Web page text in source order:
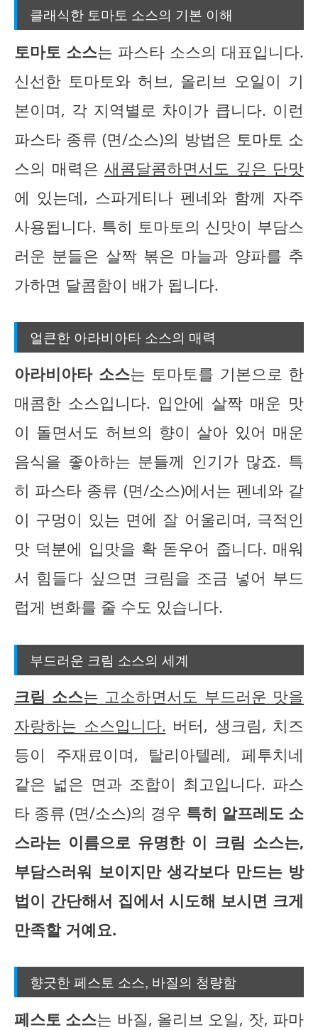
클래식한 토마토 소스의 기본 이해
토마토 소스는 파스타 소스의 대표입니다.
신선한 토마토와 허브, 올리브 오일이 기
본이며, 각 지역별로 차이가 큽니다. 이런
파스타 종류 (면/소스)의 방법은 토마토 소
스의 매력은 새콤달콤하면서도 깊은 단맛
에 있는데, 스파게티나 펜네와 함께 자주
사용됩니다. 특히 토마토의 신맛이 부담스
러운 분들은 살짝 볶은 마늘과 양파를 추
가하면 달콤함이 배가 됩니다.
얼큰한 아라비아타 소스의 매력
아라비아타 소스는 토마토를 기본으로 한
매콤한 소스입니다. 입안에 살짝 매운 맛
이 돌면서도 허브의 향이 살아 있어 매운
음식을 좋아하는 분들께 인기가 많죠. 특
히 파스타 종류 (면/소스)에서는 펜네와 같
이 구멍이 있는 면에 잘 어울리며, 극적인
맛 덕분에 입맛을 확 돋우어 줍니다. 매워
서 힘들다 싶으면 크림을 조금 넣어 부드
럽게 변화를 줄 수도 있습니다.
부드러운 크림 소스의 세계
크림 소스는 고소하면서도 부드러운 맛을
자랑하는 소스입니다. 버터, 생크림, 치즈
등이 주재료이며, 탈리아텔레, 페투치네
같은 넓은 면과 조합이 최고입니다. 파스
타 종류 (면/소스)의 경우 특히 알프레도 소
스라는 이름으로 유명한 이 크림 소스는,
부담스러워 보이지만 생각보다 만드는 방
법이 간단해서 집에서 시도해 보시면 크게
만족할 거예요.
향긋한 페스토 소스, 바질의 청량함
페스토 소스는 바질, 올리브 오일, 잣, 파마